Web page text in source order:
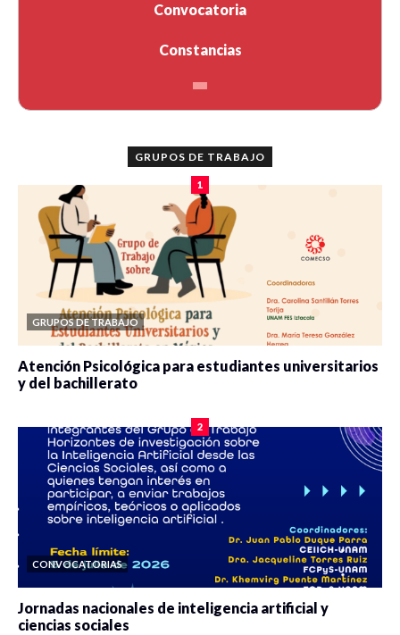
Convocatoria
Constancias
GRUPOS DE TRABAJO
1
GRUPOS DE TRABAJO
Atención Psicológica para estudiantes universitarios
y del bachillerato
2
CONVOCATORIAS
Jornadas nacionales de inteligencia artificial y
ciencias sociales